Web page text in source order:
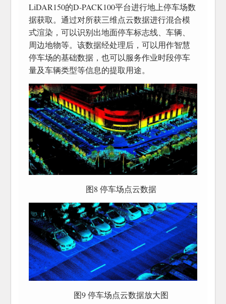
LiDAR150的D-PACK100平台进行地上停车场数
据获取。通过对所获三维点云数据进行混合模
式渲染，可以识别出地面停车标志线、车辆、
周边地物等。该数据经处理后，可以用作智慧
停车场的基础数据，也可以服务作业时段停车
量及车辆类型等信息的提取用途。
图8 停车场点云数据
图9 停车场点云数据放大图